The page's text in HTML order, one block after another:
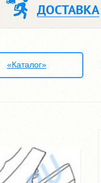
ДОСТАВКА
«Каталог»